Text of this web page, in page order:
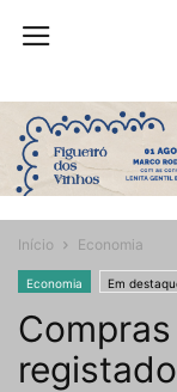
Início Economia
Economia Em